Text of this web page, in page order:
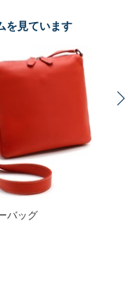
を見ています
バッグ